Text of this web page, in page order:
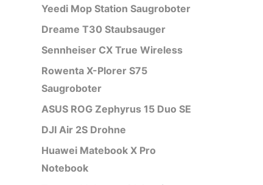
Yeedi Mop Station Saugroboter
Dreame T30 Staubsauger
Sennheiser CX True Wireless
Rowenta X-Plorer S75
Saugroboter
ASUS ROG Zephyrus 15 Duo SE
DJI Air 2S Drohne
Huawei Matebook X Pro
Notebook